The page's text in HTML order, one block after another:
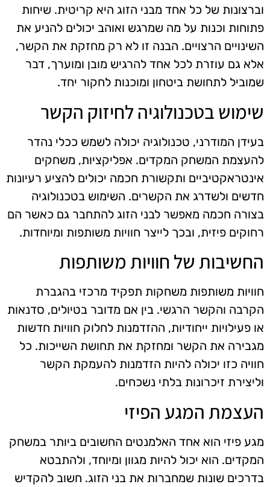
וברצונות של כל אחד מבני הזוג היא קריטית. שיחות
פתוחות וכנות על מה שמרגש ואוהב יכולים להניע את
השינויים הרצויים. הבנה זו לא רק מחזקת את הקשר,
אלא גם עוזרת לכל אחד להרגיש מובן ומוערך, דבר
שמוביל לתחושת ביטחון ומוכנות לחקור יחד.
שימוש בטכנולוגיה לחיזוק הקשר
בעידן המודרני, טכנולוגיה יכולה לשמש ככלי נהדר
להעצמת המשחק המקדים. אפליקציות, משחקים
אינטראקטיביים ותקשורת חכמה יכולים להציע רעיונות
חדשים ולשדרג את הקשרים. השימוש בטכנולוגיה
בצורה חכמה מאפשר לבני הזוג להתחבר גם כאשר הם
רחוקים פיזית, ובכך לייצר חוויות משותפות ומיוחדות.
החשיבות של חוויות משותפות
חוויות משותפות משחקות תפקיד מרכזי בהגברת
הקרבה והקשר הרגשי. בין אם מדובר בטיולים, סדנאות
או פעילויות ייחודיות, ההזדמנות לחלוק חוויות חדשות
מגבירה את הקשר ומחזקת את תחושת השייכות. כל
חוויה כזו יכולה להיות הזדמנות להעמקת הקשר
וליצירת זיכרונות בלתי נשכחים.
העצמת המגע הפיזי
מגע פיזי הוא אחד האלמנטים החשובים ביותר במשחק
המקדים. הוא יכול להיות מגוון ומיוחד, ולהתבטא
בדרכים שונות שמחברות את בני הזוג. חשוב להקדיש